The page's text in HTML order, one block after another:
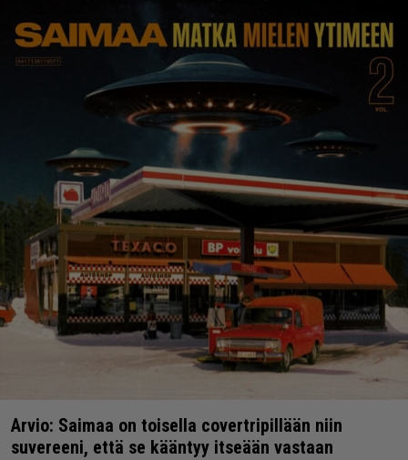
Arvio: Saimaa on toisella covertripillään niin
suvereeni, että se kääntyy itseään vastaan